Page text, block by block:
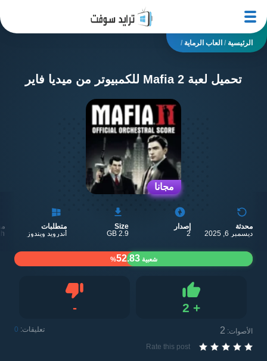
الرئيسية / العاب الرماية /
تحميل لعبة Mafia 2 للكمبيوتر من ميديا فاير
مجانا
محدثة
ديسمبر 6, 2025
إصدار
2
Size
2.9 GB
متطلبات
أندرويد ويندوز
+
2
Like
-
الأصوات: 2 تعليقات: 0
Rate this post
شعبية52.83
%